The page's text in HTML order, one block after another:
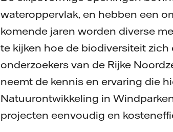
wateroppervlak, en hebben een
komende jaren worden diverse
te kijken hoe de biodiversiteit
onderzoekers van de Rijke
neemt de kennis en ervaring die
Natuurontwikkeling in
projecten eenvoudig en